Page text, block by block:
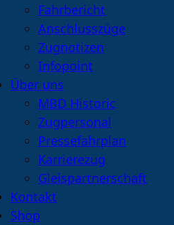
Fahrbericht
Anschlusszüge
Zugnotizen
Infopoint
Über uns
MBD Historic
Zugpersonal
Pressefahrplan
Karrierezug
Gleispartnerschaft
Kontakt
Shop